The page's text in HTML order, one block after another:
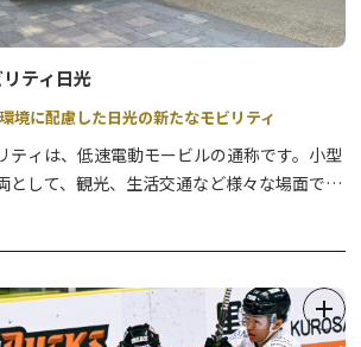
ティ日光
境に配慮した日光の新たなモビリティ
ティは、低速電動モービルの通称です。小型
として、観光、生活交通など様々な場面での
のホームページをご覧ください。